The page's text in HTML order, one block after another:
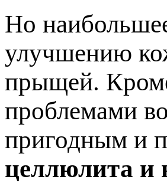
Но
улучшению
прыщей.
проблемами
пригодным и
целлюлита и